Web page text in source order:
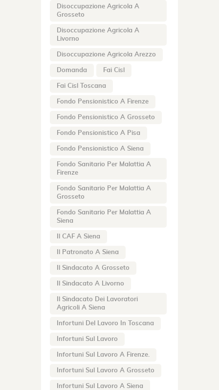
Disoccupazione Agricola A
Grosseto
Disoccupazione Agricola A
Livorno
Disoccupazione Agricola Arezzo
Domanda Fai Cisl
Fai Cisl Toscana
Fondo Pensionistico A Firenze
Fondo Pensionistico A Grosseto
Fondo Pensionistico A Pisa
Fondo Pensionistico A Siena
Fondo Sanitario Per Malattia A
Firenze
Fondo Sanitario Per Malattia A
Grosseto
Fondo Sanitario Per Malattia A
Siena
Il CAF A Siena
Il Patronato A Siena
Il Sindacato A Grosseto
Il Sindacato A Livorno
Il Sindacato Dei Lavoratori
Agricoli A Siena
Infortuni Del Lavoro In Toscana
Infortuni Sul Lavoro
Infortuni Sul Lavoro A Firenze.
Infortuni Sul Lavoro A Grosseto
Infortuni Sul Lavoro A Siena